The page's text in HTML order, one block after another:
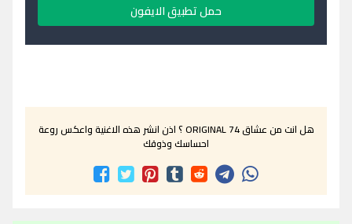
حمل تطبيق الايفون
هل انت من عشاق ORIGINAL 74 ؟ اذن انشر هذه الاغنية واعكس روعة
احساسك وذوقك